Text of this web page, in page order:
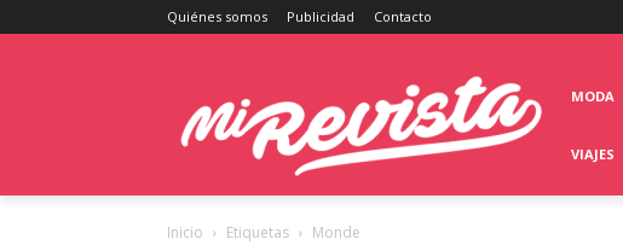
Quiénes somos Publicidad Contacto
MODA
VIAJES
Inicio Etiquetas Monde